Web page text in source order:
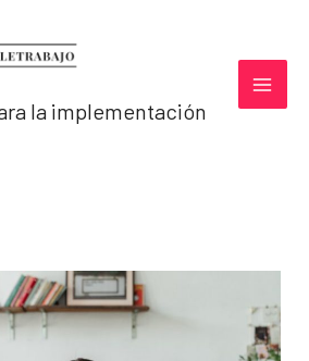
la implementación